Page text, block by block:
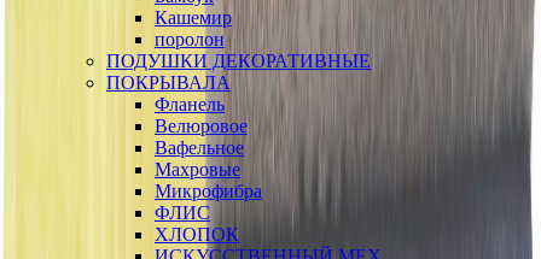
Кашемир
поролон
ПОДУШКИ ДЕКОРАТИВНЫЕ
ПОКРЫВАЛА
Фланель
Велюровое
Вафельное
Махровые
Микрофибра
ФЛИС
ХЛОПОК